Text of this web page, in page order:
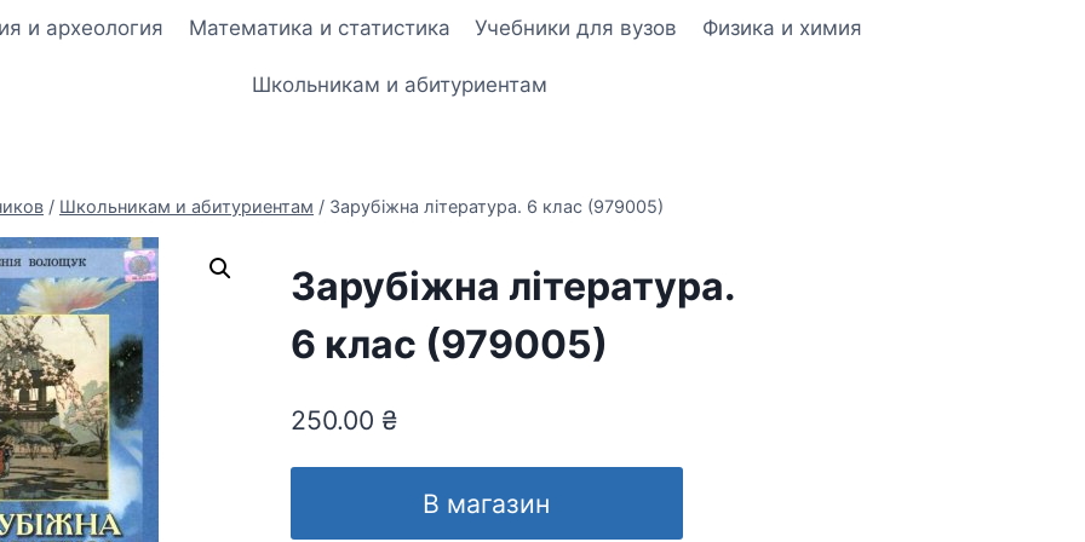
и археология Математика и статистика Учебники для вузов Физика и химия
Школьникам и абитуриентам
/ Школьникам и абитуриентам / Зарубіжна література. 6 клас (979005)
Зарубіжна література.
6 клас (979005)
250.00 ₴
В магазин